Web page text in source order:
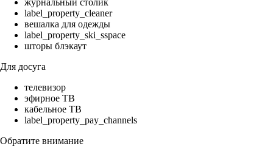
журнальный столик
label_property_cleaner
вешалка для одежды
label_property_ski_sspace
шторы блэкаут
Для досуга
телевизор
эфирное ТВ
кабельное ТВ
label_property_pay_channels
Обратите внимание